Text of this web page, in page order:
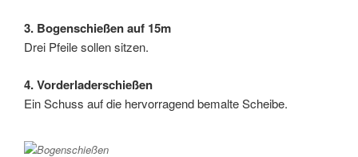
3. Bogenschießen auf 15m
Drei Pfeile sollen sitzen.
4. Vorderladerschießen
Ein Schuss auf die hervorragend bemalte Scheibe.